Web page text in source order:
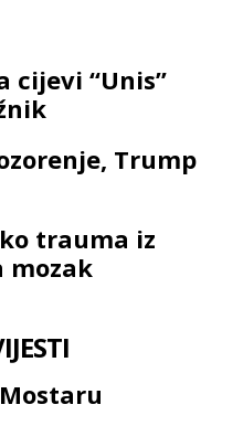
cijevi “Unis”
Trump
trauma iz